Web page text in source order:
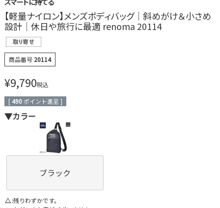
【軽量ナイロン】メンズボディバッグ｜斜めがけ＆小さめ
設計｜休日や旅行に最適 renoma 20114
商品番号 20114
¥9,790税込
[ 490ポイント進呈 ]
▼カラー
ブラック
△ 残りわずかです。